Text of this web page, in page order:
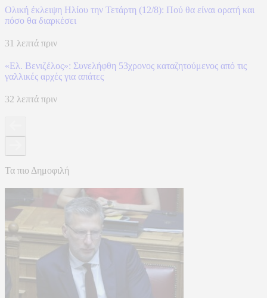
Ολική έκλειψη Ηλίου την Τετάρτη (12/8): Πού θα είναι ορατή και
πόσο θα διαρκέσει
31 λεπτά πριν
«Ελ. Βενιζέλος»: Συνελήφθη 53χρονος καταζητούμενος από τις
γαλλικές αρχές για απάτες
32 λεπτά πριν
Τα πιο Δημοφιλή